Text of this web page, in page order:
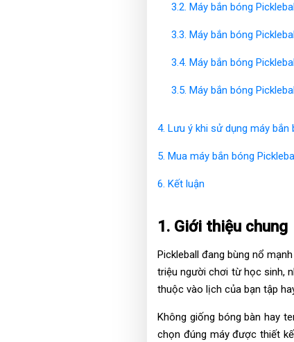
3.2. Máy bắn bóng
3.3. Máy bắn bóng
3.4. Máy bắn bóng
3.5. Máy bắn bóng
4. Lưu ý khi sử dụng máy bắn
5. Mua máy bắn bóng
6. Kết luận
1. Giới thiệu chung
Pickleball đang bùng nổ
triệu người chơi từ học sinh,
thuộc vào lịch của bạn tập
Không giống bóng bàn hay
chọn đúng máy được thiết